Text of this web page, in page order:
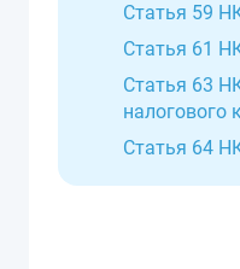
Статья 59
Статья 61
Статья 63
налогового
Статья 64